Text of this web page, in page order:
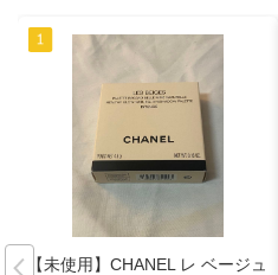
【未使用】CHANEL レ ベージュ